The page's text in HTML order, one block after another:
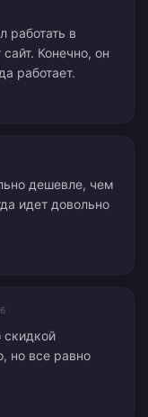
работать в
Конечно, он
работает.
дешевле, чем
идет довольно
скидкой
но все равно